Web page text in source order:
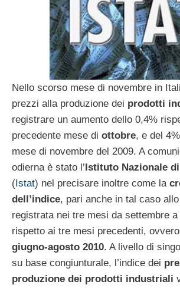
Nello scorso mese di novembre in
prezzi alla produzione dei prodotti
registrare un aumento dello 0,4%
precedente mese di ottobre, e del
mese di novembre del 2009. A
odierna è stato l’Istituto Nazionale
(Istat) nel precisare inoltre come la
dell’indice, pari anche in tal caso
registrata nei tre mesi da settembre
rispetto ai tre mesi precedenti,
giugno-agosto 2010. A livello di
su base congiunturale, l’indice dei
produzione dei prodotti industriali